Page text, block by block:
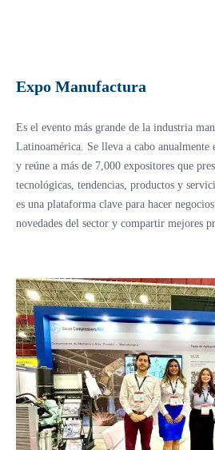
Expo Manufactura
Es el evento más grande de la industria
Latinoamérica. Se lleva a cabo anualmente
y reúne a más de 7,000 expositores que
tecnológicas, tendencias, productos y
es una plataforma clave para hacer
novedades del sector y compartir mejores